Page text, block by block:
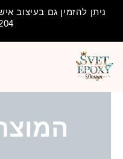
ניתן להזמין גם בעיצוב